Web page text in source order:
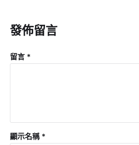
發佈留言
留言 *
顯示名稱 *